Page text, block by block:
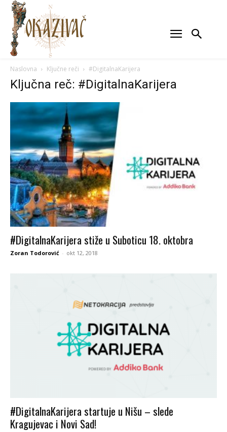
Naslovna Ključne reči #DigitalnaKarijera
Ključna reč: #DigitalnaKarijera
#DigitalnaKarijera stiže u Suboticu 18. oktobra
Zoran Todorović - okt 12, 2018
#DigitalnaKarijera startuje u Nišu – slede
Kragujevac i Novi Sad!